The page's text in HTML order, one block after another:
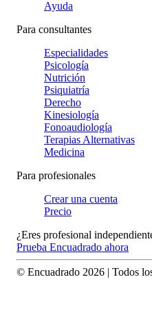
Ayuda
Para consultantes
Especialidades
Psicología
Nutrición
Psiquiatría
Derecho
Kinesiología
Fonoaudiología
Terapias Alternativas
Medicina
Para profesionales
Crear una cuenta
Precio
¿Eres profesional
Prueba Encuadrado ahora
© Encuadrado 2026 | Todos